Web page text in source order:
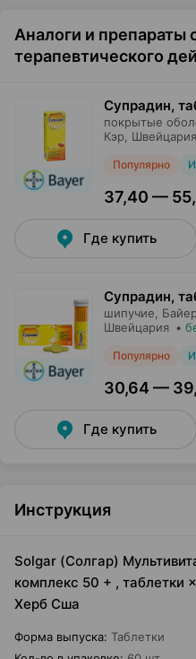
Аналоги и препараты
терапевтического
Супрадин,
покрытые
Кэр , Швейцария
Популярно
37,40 —
Где купить
Супрадин,
шипучие,
Швейцария •
Популярно
30,64 —
Где купить
Инструкция
Solgar (Солгар)
комплекс 50 + , таблетки
Херб Сша
Форма выпуска: Таблетки